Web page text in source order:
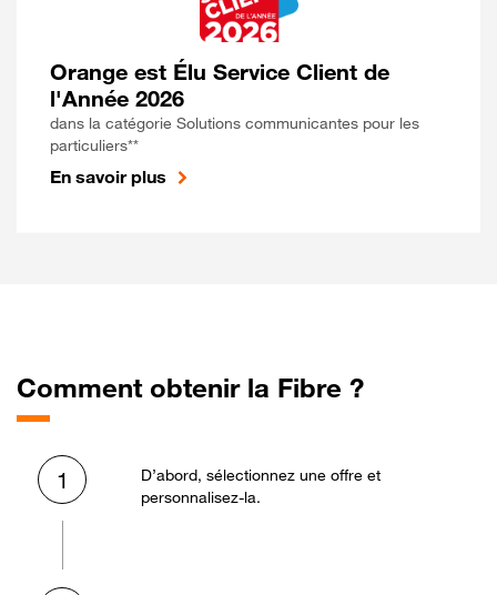
Orange est Élu Service Client de
l'Année 2026
dans la catégorie Solutions communicantes pour les
particuliers**
En savoir plus
Comment obtenir la Fibre ?
1
D’abord, sélectionnez une offre et
personnalisez-la.